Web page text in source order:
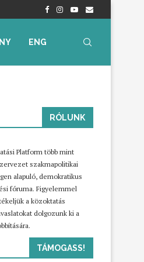
ENG
RÓLUNK
Platform több mint
szakmapolitikai
alapuló, demokratikus
fóruma. Figyelemmel
a közoktatás
dolgozunk ki a
TÁMOGASS!